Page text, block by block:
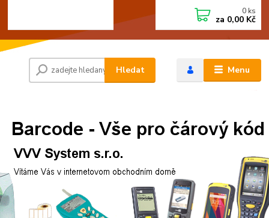
Menu
Hledat
0 ks
za 0,00 Kč